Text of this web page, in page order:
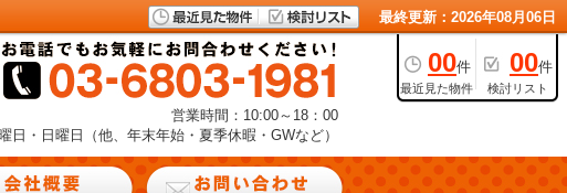
最終更新：2026年08月06日
00件
最近見た物件
00件
検討リスト
営業時間：10:00～18：00
日・日曜日（他、年末年始・夏季休暇・GWなど）